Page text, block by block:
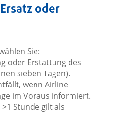
oder
Sie:
oder Erstattung des
sieben Tagen).
wenn Airline
im Voraus informiert.
Stunde gilt als